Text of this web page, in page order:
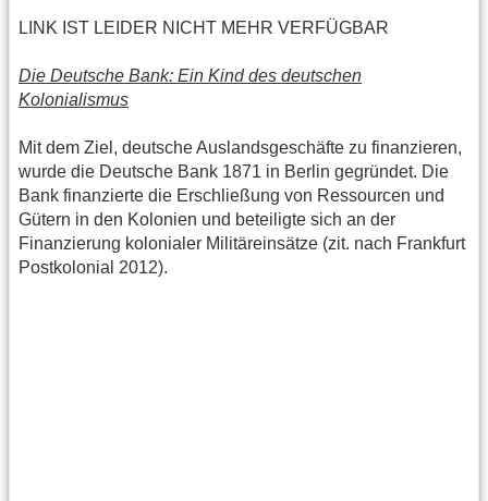
LINK IST LEIDER NICHT MEHR VERFÜGBAR
Die Deutsche Bank: Ein Kind des deutschen
Kolonialismus
Mit dem Ziel, deutsche Auslandsgeschäfte zu finanzieren,
wurde die Deutsche Bank 1871 in Berlin gegründet. Die
Bank finanzierte die Erschließung von Ressourcen und
Gütern in den Kolonien und beteiligte sich an der
Finanzierung kolonialer Militäreinsätze (zit. nach Frankfurt
Postkolonial 2012).